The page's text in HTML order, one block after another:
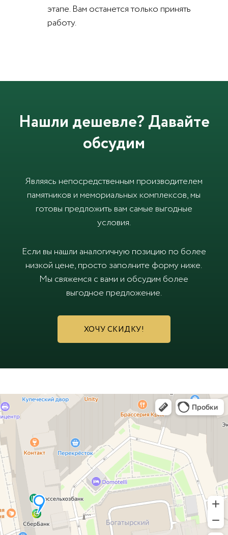
этапе. Вам останется только принять
работу.
Нашли дешевле? Давайте
обсудим
Являясь непосредственным производителем
памятников и мемориальных комплексов, мы
готовы предложить вам самые выгодные
условия.
Если вы нашли аналогичную позицию по более
низкой цене, просто заполните форму ниже.
Мы свяжемся с вами и обсудим более
выгодное предложение.
ХОЧУ СКИДКУ!